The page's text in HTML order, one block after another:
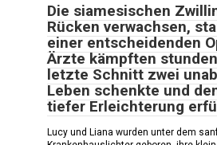
Die siamesischen
Rücken verwachsen,
einer entscheidenden
Ärzte kämpften
letzte Schnitt zwei
Leben schenkte und
tiefer Erleichterung
Lucy und Liana wurden unter dem